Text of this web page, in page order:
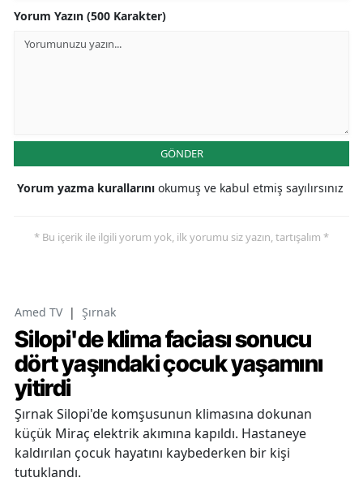
Yorum Yazın (500 Karakter)
GÖNDER
Yorum yazma kurallarını okumuş ve kabul etmiş sayılırsınız
* Bu içerik ile ilgili yorum yok, ilk yorumu siz yazın, tartışalım *
Amed TV | Şırnak
Silopi'de klima faciası sonucu
dört yaşındaki çocuk yaşamını
yitirdi
Şırnak Silopi'de komşusunun klimasına dokunan
küçük Miraç elektrik akımına kapıldı. Hastaneye
kaldırılan çocuk hayatını kaybederken bir kişi
tutuklandı.